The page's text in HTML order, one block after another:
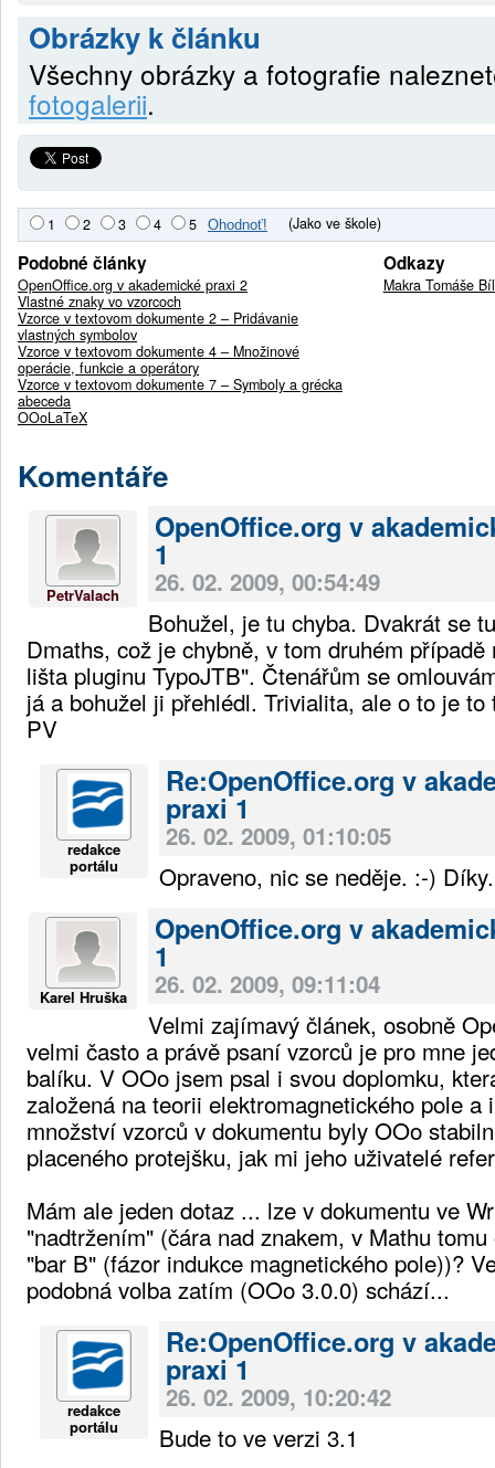
Obrázky k článku
Všechny obrázky a fotografie
fotogalerii.
1 2 3 4 5 (Jako ve škole)
Podobné články
OpenOffice.org v akademické praxi 2
Vlastné znaky vo vzorcoch
Vzorce v textovom dokumente 2 – Pridávanie
vlastných symbolov
Vzorce v textovom dokumente 4 – Množinové
operácie, funkcie a operátory
Vzorce v textovom dokumente 7 – Symboly a grécka
abeceda
OOoLaTeX
Odkazy
Makra Tomáše
Komentáře
PetrValach
OpenOffice.org v
1
26. 02. 2009, 00:54:49
Bohužel, je tu chyba. Dvakrát se
Dmaths, což je chybně, v tom druhém
lišta pluginu TypoJTB". Čtenářům se
já a bohužel ji přehlédl. Trivialita, ale o to je to
PV
redakce
portálu
Re:OpenOffice.org v
praxi 1
26. 02. 2009, 01:10:05
Opraveno, nic se neděje. :-) Díky.
Karel Hruška
OpenOffice.org v
1
26. 02. 2009, 09:11:04
Velmi zajímavý článek, osobně
velmi často a právě psaní vzorců je pro mne
balíku. V OOo jsem psal i svou doplomku,
založená na teorii elektromagnetického pole a
množství vzorců v dokumentu byly OOo
placeného protejšku, jak mi jeho uživatelé
Mám ale jeden dotaz ... lze v dokumentu ve
"nadtržením" (čára nad znakem, v Mathu
"bar B" (fázor indukce magnetického pole))?
podobná volba zatím (OOo 3.0.0) schází...
redakce
portálu
Re:OpenOffice.org v
praxi 1
26. 02. 2009, 10:20:42
Bude to ve verzi 3.1